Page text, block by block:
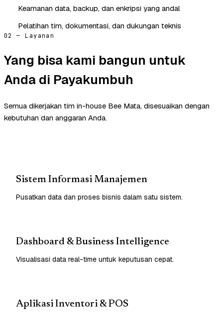
Keamanan data, backup, dan enkripsi yang andal
Pelatihan tim, dokumentasi, dan dukungan teknis
02 — Layanan
Yang bisa kami bangun untuk
Anda di Payakumbuh
Semua dikerjakan tim in-house Bee Mata, disesuaikan dengan
kebutuhan dan anggaran Anda.
Sistem Informasi Manajemen
Pusatkan data dan proses bisnis dalam satu sistem.
Dashboard & Business Intelligence
Visualisasi data real-time untuk keputusan cepat.
Aplikasi Inventori & POS